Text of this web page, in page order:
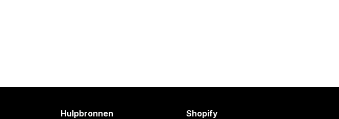
Hulpbronnen Shopify